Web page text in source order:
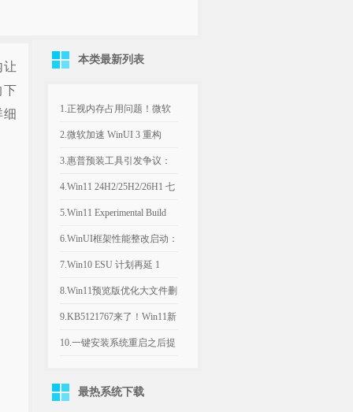
下
本类最新列表
1.正视内存占用问题！微软
计划年底优化Win11，改善
8GB设备运行体验
2.微软加速 WinUI 3 重构
Win11，深色属性界面仅是
开端
3.惠普预装工具引发争议：
Win11电脑反复推送弹窗，
引导设置Bing为默认搜索引
擎
4.Win11 24H2/25H2/26H1 七
月可选更新：文件管理器优
化文件大小单位
5.Win11 Experimental Build
29634.1000：新增语音访问
人声隔离
6.WinUI框架性能整改启动：
微软承认Win11内置应用内
存过高，底层优化前置
7.Win10 ESU 计划再延 1
年，支持期限至 2027年 10月
8.Win11预览版优化大文件删
除流程，告别“正在计算”弹
窗
9.KB5121767来了！Win11新
补丁修复部分戴尔电脑意外
10.一键安装系统重启之后提
最热系统下载